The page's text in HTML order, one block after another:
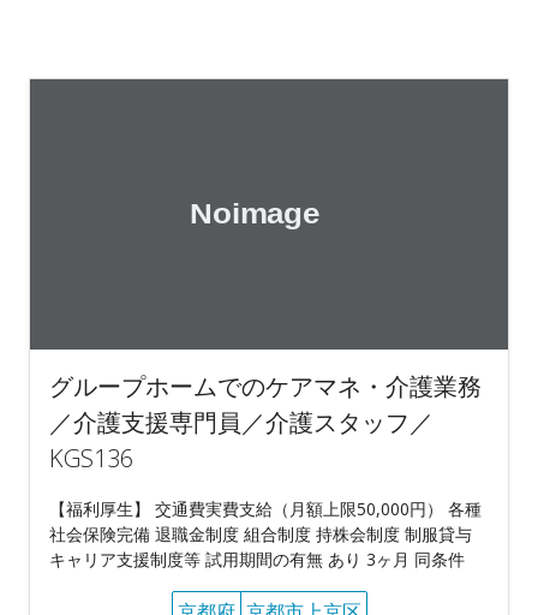
グループホームでのケアマネ・介護業務
／介護支援専門員／介護スタッフ／
KGS136
【福利厚生】 交通費実費支給（月額上限50,000円） 各種
社会保険完備 退職金制度 組合制度 持株会制度 制服貸与
キャリア支援制度等 試用期間の有無 あり 3ヶ月 同条件